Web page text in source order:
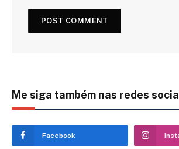
Me siga também nas redes
Facebook